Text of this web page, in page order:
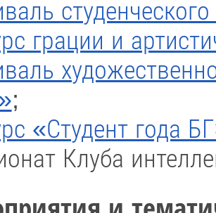
грации и
;
«Студент года
Клуба